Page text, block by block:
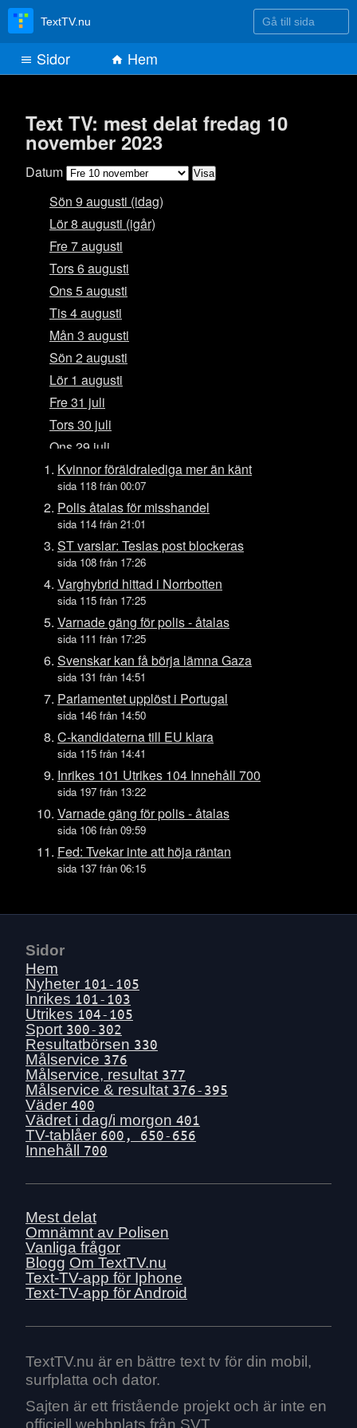
Text TV: mest delat fredag 10
november 2023
Datum
Sön 9 augusti (idag)
Lör 8 augusti (igår)
Fre 7 augusti
Tors 6 augusti
Ons 5 augusti
Tis 4 augusti
Mån 3 augusti
Sön 2 augusti
Lör 1 augusti
Fre 31 juli
Tors 30 juli
Ons 29 juli
Tis 28 juli
Mån 27 juli
Sön 26 juli
Fre 24 juli
Tors 23 juli
Ons 22 juli
Tis 21 juli
Mån 20 juli
Sön 19 juli
Lör 18 juli
Fre 17 juli
Tors 16 juli
Ons 15 juli
Tis 14 juli
Sön 12 juli
Lör 11 juli
Fre 10 juli
Ons 8 juli
Mån 6 juli
Sön 5 juli
Lör 4 juli
Fre 3 juli
Tors 2 juli
Ons 1 juli
Tis 30 juni
Mån 29 juni
Sön 28 juni
Lör 27 juni
Fre 26 juni
Ons 24 juni
Tis 23 juni
Mån 22 juni
Sön 21 juni
Tors 18 juni
Ons 17 juni
Tis 16 juni
Kvinnor föräldralediga mer än känt
sida 118 från 00:07
Polis åtalas för misshandel
sida 114 från 21:01
ST varslar: Teslas post blockeras
sida 108 från 17:26
Varghybrid hittad i Norrbotten
sida 115 från 17:25
Varnade gäng för polis - åtalas
sida 111 från 17:25
Svenskar kan få börja lämna Gaza
sida 131 från 14:51
Parlamentet upplöst i Portugal
sida 146 från 14:50
C-kandidaterna till EU klara
sida 115 från 14:41
Inrikes 101 Utrikes 104 Innehåll 700
sida 197 från 13:22
Varnade gäng för polis - åtalas
sida 106 från 09:59
Fed: Tvekar inte att höja räntan
sida 137 från 06:15
TextTV.nu Gå till sida
Sidor Hem
Sidor
Hem
Nyheter 101-105
Inrikes 101-103
Utrikes 104-105
Sport 300-302
Resultatbörsen 330
Målservice 376
Målservice, resultat 377
Målservice & resultat 376-395
Väder 400
Vädret i dag/i morgon 401
TV-tablåer 600, 650-656
Innehåll 700
Mest delat
Omnämnt av Polisen
Vanliga frågor
Blogg Om TextTV.nu
Text-TV-app för Iphone
Text-TV-app för Android
TextTV.nu är en bättre text tv för din mobil,
surfplatta och dator.
Sajten är ett fristående projekt och är inte en
officiell webbplats från SVT.